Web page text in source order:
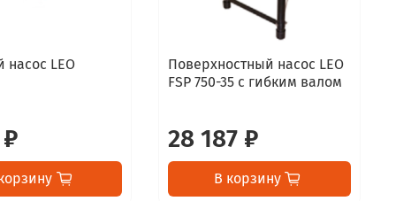
насос LEO
Поверхностный насос LEO
FSP 750-35 с гибким валом
28 187 ₽
В корзину